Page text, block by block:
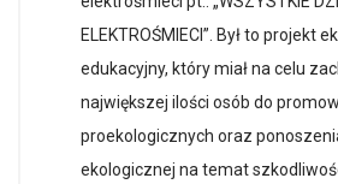
ELEKTROŚMIECI”. Był to projekt
edukacyjny, który miał na celu
największej ilości osób do
proekologicznych oraz
ekologicznej na temat